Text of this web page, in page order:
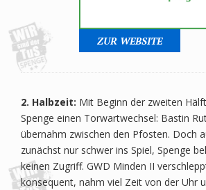
ZUR WEBSITE
2. Halbzeit: Mit Beginn der zweiten
Spenge einen Torwartwechsel: Bastin
übernahm zwischen den Pfosten. Doch
zunächst nur schwer ins Spiel, Spenge
keinen Zugriff. GWD Minden II
konsequent, nahm viel Zeit von der Uhr